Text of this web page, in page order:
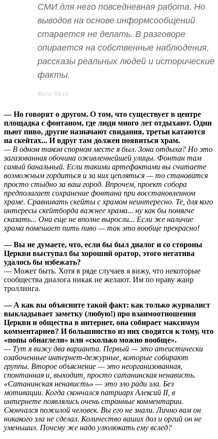
Фото: 66.ru
СМИ для него повседневная работа. Но
выводов на основе информсообщений
старается не делать. В разговоре
опирается на собственные наблюдения,
рассказы реальных людей и исторические
факты.
— Но говорят о другом. О том, что существует в центре
площадка с фонтаном, где люди много лет отдыхают. Одни
пьют пиво, другие назначают свидания, третьи катаются
на скейтах... И вдруг там должен появиться храм.
— В одном таком спорном месте я был. Зона отдыха? Но это
загазованная обочина оживленнейшей улицы. Фонтан там
самый банальный. Если такими артефактами вы считаете
возможным гордиться и за них цепляться — то становится
просто стыдно за ваш город. Впрочем, проект собора
предполагает сохранение фонтана при восстановленном
храме. Сравнивать скейты с храмом неинтересно. Те, для кого
интересы скейтборда важнее храма... ну как бы помягче
сказать... Они еще не вполне выросли... Если же наличие
храма помешает пить пиво — так это вообще прекрасно!
— Вы не думаете, что, если бы был диалог и со стороны
Церкви выступал бы хороший оратор, этого негатива
удалось бы избежать?
— Может быть. Хотя в ряде случаев я вижу, что некоторые
сообщества диалога никак не желают. Им по нраву жанр
троллинга.
— А как вы объясните такой факт: как только журналист
выкладывает заметку (любую!) про взаимоотношения
Церкви и общества в интернет, она собирает максимум
комментариев? И большинство из них сводятся к тому, что
«попы обнаглели» или «сколько можно вообще».
— Тут я вижу два варианта. Первый — это атеистически
озабоченные интернет-дежурные, которые собирают
группы. Второе объяснение — это неорганизованная,
спонтанная и, выходит, просто сатанинская ненависть.
«Сатанинская ненависть» — это зло ради зла. Без
мотивации. Когда скончался патриарх Алексий II, в
интернете появлялись очень странные комментарии.
Скончался пожилой человек. Вы его не знали. Лично вам он
никакого зла не сделал. Количество ваших доз и оргий он не
уменьшил. Почему же надо улюлюкать ему вслед?